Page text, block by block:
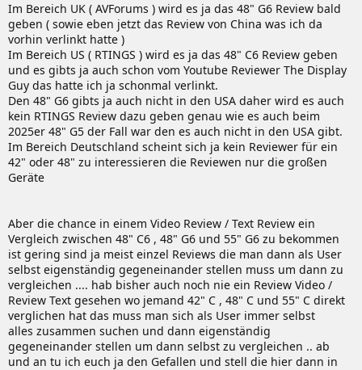
Im Bereich UK ( AVForums ) wird es ja das 48" G6 Review bald
geben ( sowie eben jetzt das Review von China was ich da
vorhin verlinkt hatte )
Im Bereich US ( RTINGS ) wird es ja das 48" C6 Review geben
und es gibts ja auch schon vom Youtube Reviewer The Display
Guy das hatte ich ja schonmal verlinkt.
Den 48" G6 gibts ja auch nicht in den USA daher wird es auch
kein RTINGS Review dazu geben genau wie es auch beim
2025er 48" G5 der Fall war den es auch nicht in den USA gibt.
Im Bereich Deutschland scheint sich ja kein Reviewer für ein
42" oder 48" zu interessieren die Reviewen nur die großen
Geräte
Aber die chance in einem Video Review / Text Review ein
Vergleich zwischen 48" C6 , 48" G6 und 55" G6 zu bekommen
ist gering sind ja meist einzel Reviews die man dann als User
selbst eigenständig gegeneinander stellen muss um dann zu
vergleichen .... hab bisher auch noch nie ein Review Video /
Review Text gesehen wo jemand 42" C , 48" C und 55" C direkt
verglichen hat das muss man sich als User immer selbst
alles zusammen suchen und dann eigenständig
gegeneinander stellen um dann selbst zu vergleichen .. ab
und an tu ich euch ja den Gefallen und stell die hier dann in